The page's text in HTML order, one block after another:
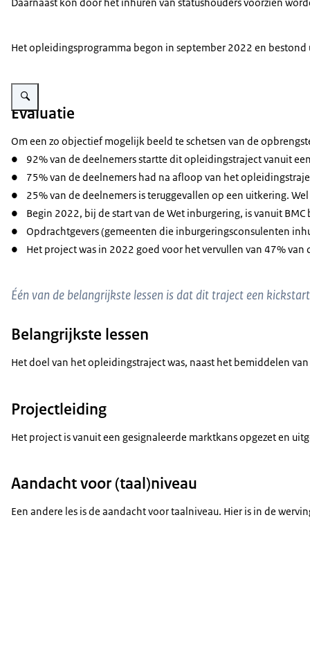
Daarnaast kon door het inhuren van statushouders voorzien
Het opleidingsprogramma begon in september 2022 en
Vergroot afbeelding Mensen samen aan het werk
Evaluatie
Om een zo objectief mogelijk beeld te schetsen van de
● 92% van de deelnemers startte dit opleidingstraject vanuit
● 75% van de deelnemers had na afloop van het
● 25% van de deelnemers is teruggevallen op een uitkering.
● Begin 2022, bij de start van de Wet inburgering, is vanuit
● Opdrachtgevers (gemeenten die inburgeringsconsulenten
● Het project was in 2022 goed voor het vervullen van 47% van
Één van de belangrijkste lessen is dat dit traject een
Belangrijkste lessen
Het doel van het opleidingstraject was, naast het bemiddelen
Projectleiding
Het project is vanuit een gesignaleerde marktkans opgezet en
Aandacht voor (taal)niveau
Een andere les is de aandacht voor taalniveau. Hier is in de